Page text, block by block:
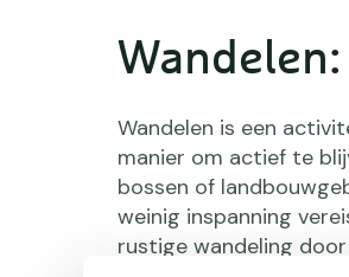
Wandelen is een
manier om actief te
bossen of
weinig inspanning
rustige wandeling